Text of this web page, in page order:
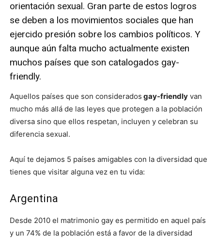
orientación sexual. Gran parte de estos logros
se deben a los movimientos sociales que han
ejercido presión sobre los cambios políticos. Y
aunque aún falta mucho actualmente existen
muchos países que son catalogados gay-
friendly.
Aquellos países que son considerados gay-friendly van
mucho más allá de las leyes que protegen a la población
diversa sino que ellos respetan, incluyen y celebran su
diferencia sexual.
Aquí te dejamos 5 países amigables con la diversidad que
tienes que visitar alguna vez en tu vida:
Argentina
Desde 2010 el matrimonio gay es permitido en aquel país
y un 74% de la población está a favor de la diversidad